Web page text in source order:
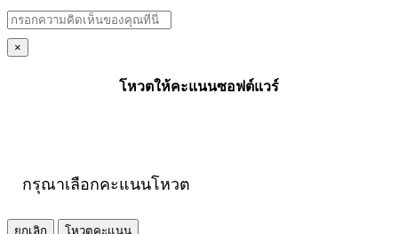
×
โหวตให้คะแนนซอฟต์แวร์
กรุณาเลือกคะแนนโหวต
ยกเลิก
โหวตคะแนน